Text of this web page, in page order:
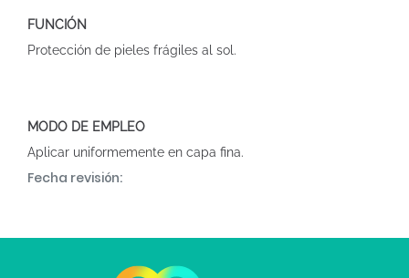
FUNCIÓN
Protección de pieles frágiles al sol.
MODO DE EMPLEO
Aplicar uniformemente en capa fina.
Fecha revisión: